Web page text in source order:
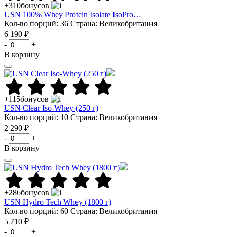
+310бонусов
USN 100% Whey Protein Isolate IsoPro…
Кол-во порций: 36 Страна: Великобритания
6 190 ₽
-
+
В корзину
+115бонусов
USN Clear Iso-Whey (250 г)
Кол-во порций: 10 Страна: Великобритания
2 290 ₽
-
+
В корзину
+286бонусов
USN Hydro Tech Whey (1800 г)
Кол-во порций: 60 Страна: Великобритания
5 710 ₽
-
+